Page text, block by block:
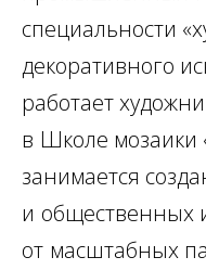
специальности
декоративного
работает
в Школе мозаики
занимается
и общественных
от масштабных